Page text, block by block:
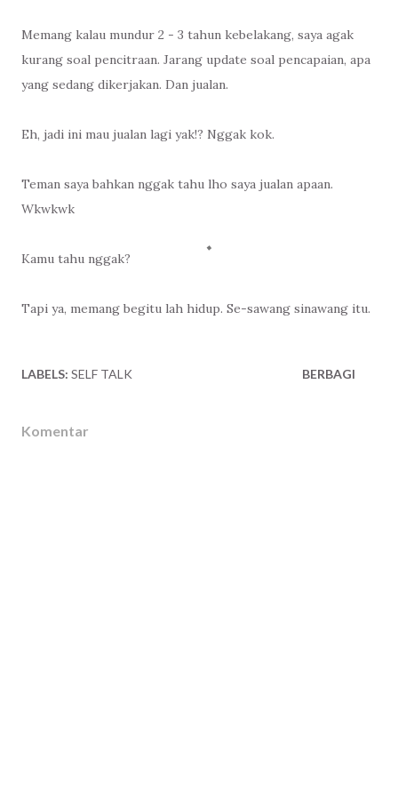
Memang kalau mundur 2 - 3 tahun kebelakang, saya agak
kurang soal pencitraan. Jarang update soal pencapaian, apa
yang sedang dikerjakan. Dan jualan.
Eh, jadi ini mau jualan lagi yak!? Nggak kok.
Teman saya bahkan nggak tahu lho saya jualan apaan.
Wkwkwk
Kamu tahu nggak?
Tapi ya, memang begitu lah hidup. Se-sawang sinawang itu.
LABELS: SELF TALK BERBAGI
Komentar